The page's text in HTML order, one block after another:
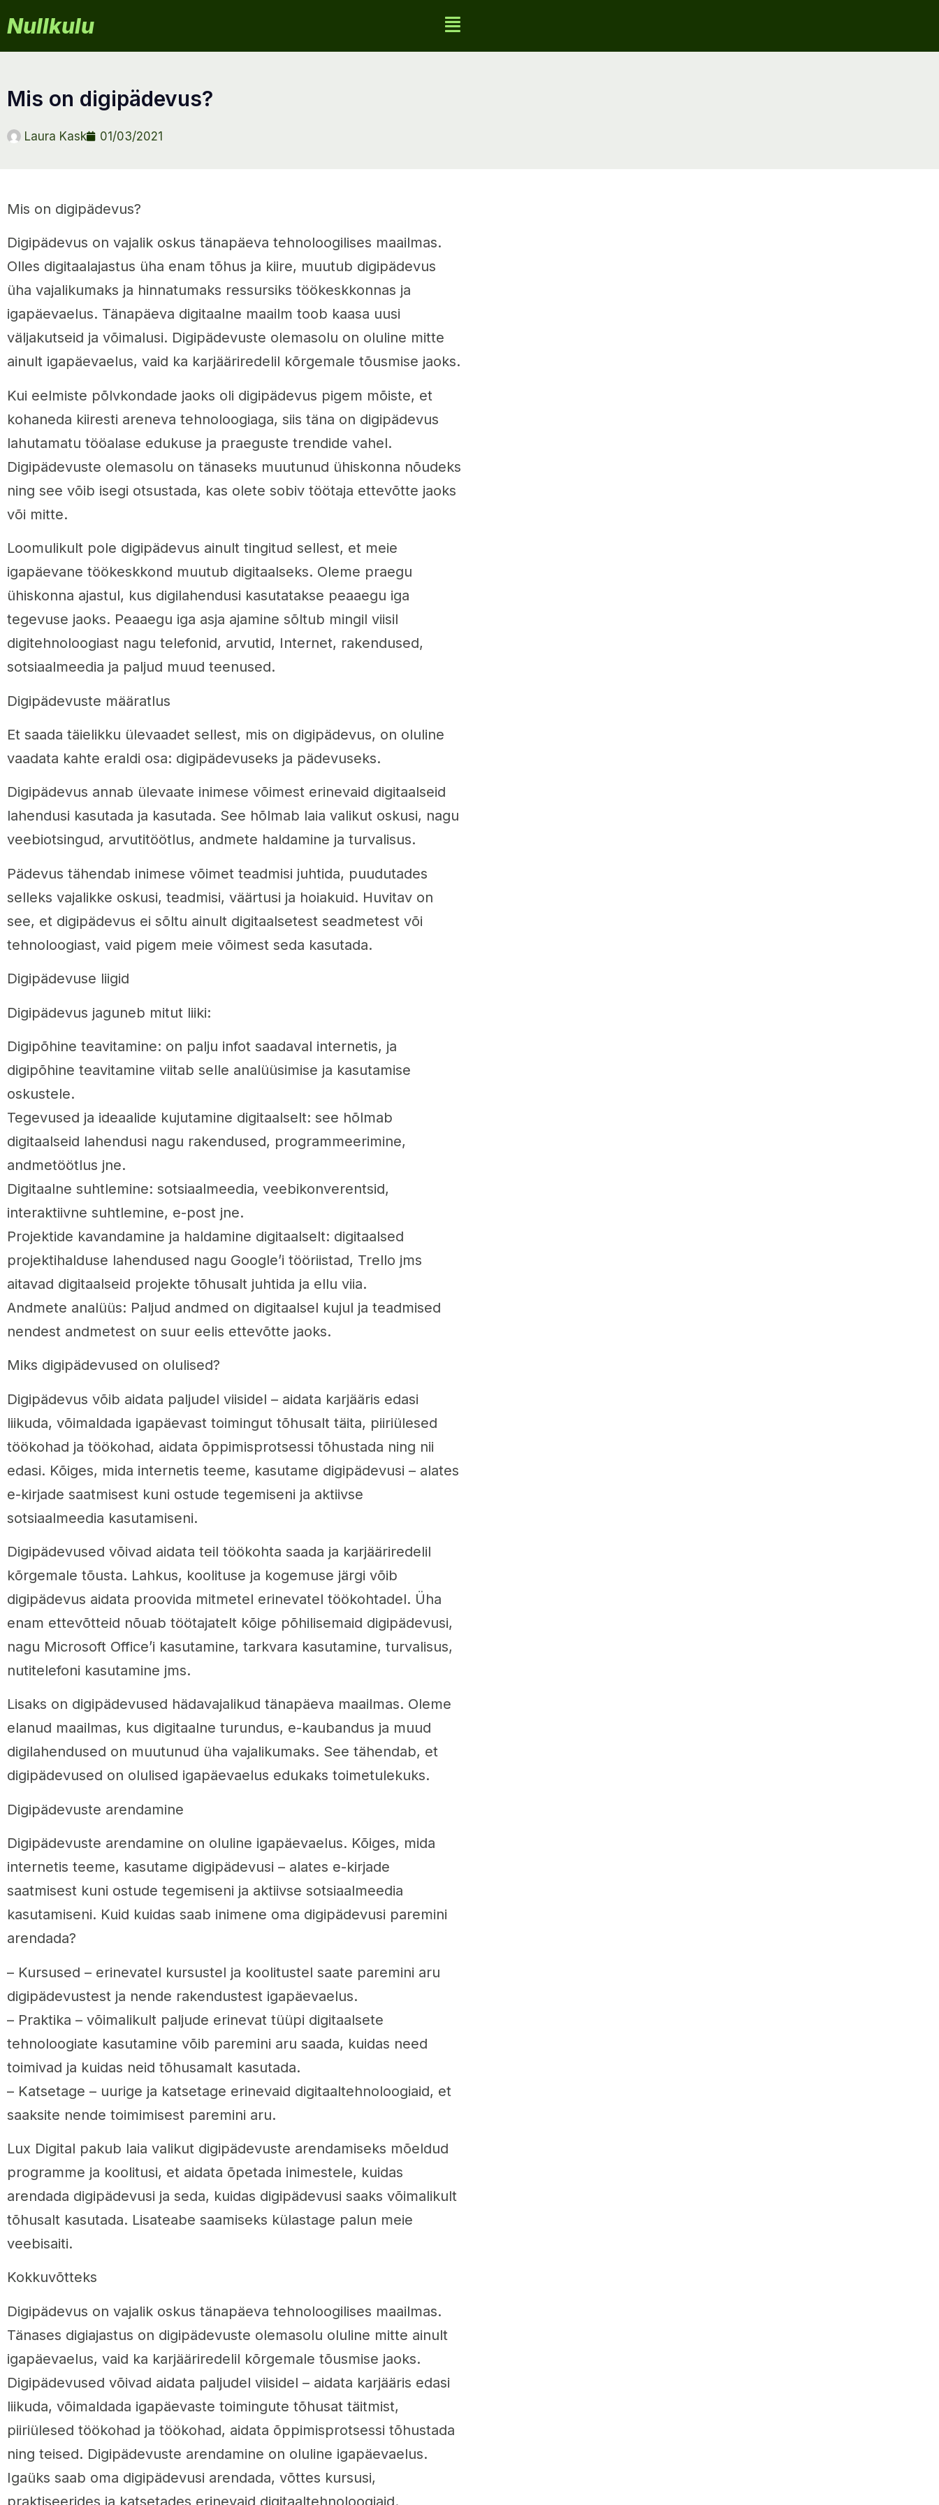
Nullkulu
mis on digipädevus?
Laura Kask 01/03/2021
Mis on digipädevus?
Digipädevus on vajalik oskus tänapäeva tehnoloogilises maailmas.
Olles digitaalajastus üha enam tõhus ja kiire, muutub digipädevus
üha vajalikumaks ja hinnatumaks ressursiks töökeskkonnas ja
igapäevaelus. Tänapäeva digitaalne maailm toob kaasa uusi
väljakutseid ja võimalusi. Digipädevuste olemasolu on oluline mitte
ainult igapäevaelus, vaid ka karjääriredelil kõrgemale tõusmise jaoks.
Kui eelmiste põlvkondade jaoks oli digipädevus pigem mõiste, et
kohaneda kiiresti areneva tehnoloogiaga, siis täna on digipädevus
lahutamatu tööalase edukuse ja praeguste trendide vahel.
Digipädevuste olemasolu on tänaseks muutunud ühiskonna nõudeks
ning see võib isegi otsustada, kas olete sobiv töötaja ettevõtte jaoks
või mitte.
Loomulikult pole digipädevus ainult tingitud sellest, et meie
igapäevane töökeskkond muutub digitaalseks. Oleme praegu
ühiskonna ajastul, kus digilahendusi kasutatakse peaaegu iga
tegevuse jaoks. Peaaegu iga asja ajamine sõltub mingil viisil
digitehnoloogiast nagu telefonid, arvutid, Internet, rakendused,
sotsiaalmeedia ja paljud muud teenused.
Digipädevuste määratlus
Et saada täielikku ülevaadet sellest, mis on digipädevus, on oluline
vaadata kahte eraldi osa: digipädevuseks ja pädevuseks.
Digipädevus annab ülevaate inimese võimest erinevaid digitaalseid
lahendusi kasutada ja kasutada. See hõlmab laia valikut oskusi, nagu
veebiotsingud, arvutitöötlus, andmete haldamine ja turvalisus.
Pädevus tähendab inimese võimet teadmisi juhtida, puudutades
selleks vajalikke oskusi, teadmisi, väärtusi ja hoiakuid. Huvitav on
see, et digipädevus ei sõltu ainult digitaalsetest seadmetest või
tehnoloogiast, vaid pigem meie võimest seda kasutada.
Digipädevuse liigid
Digipädevus jaguneb mitut liiki:
Digipõhine teavitamine: on palju infot saadaval internetis, ja
digipõhine teavitamine viitab selle analüüsimise ja kasutamise
oskustele.
Tegevused ja ideaalide kujutamine digitaalselt: see hõlmab
digitaalseid lahendusi nagu rakendused, programmeerimine,
andmetöötlus jne.
Digitaalne suhtlemine: sotsiaalmeedia, veebikonverentsid,
interaktiivne suhtlemine, e-post jne.
Projektide kavandamine ja haldamine digitaalselt: digitaalsed
projektihalduse lahendused nagu Google’i tööriistad, Trello jms
aitavad digitaalseid projekte tõhusalt juhtida ja ellu viia.
Andmete analüüs: Paljud andmed on digitaalsel kujul ja teadmised
nendest andmetest on suur eelis ettevõtte jaoks.
Miks digipädevused on olulised?
Digipädevus võib aidata paljudel viisidel – aidata karjääris edasi
liikuda, võimaldada igapäevast toimingut tõhusalt täita, piiriülesed
töökohad ja töökohad, aidata õppimisprotsessi tõhustada ning nii
edasi. Kõiges, mida internetis teeme, kasutame digipädevusi – alates
e-kirjade saatmisest kuni ostude tegemiseni ja aktiivse
sotsiaalmeedia kasutamiseni.
Digipädevused võivad aidata teil töökohta saada ja karjääriredelil
kõrgemale tõusta. Lahkus, koolituse ja kogemuse järgi võib
digipädevus aidata proovida mitmetel erinevatel töökohtadel. Üha
enam ettevõtteid nõuab töötajatelt kõige põhilisemaid digipädevusi,
nagu Microsoft Office’i kasutamine, tarkvara kasutamine, turvalisus,
nutitelefoni kasutamine jms.
Lisaks on digipädevused hädavajalikud tänapäeva maailmas. Oleme
elanud maailmas, kus digitaalne turundus, e-kaubandus ja muud
digilahendused on muutunud üha vajalikumaks. See tähendab, et
digipädevused on olulised igapäevaelus edukaks toimetulekuks.
Digipädevuste arendamine
Digipädevuste arendamine on oluline igapäevaelus. Kõiges, mida
internetis teeme, kasutame digipädevusi – alates e-kirjade
saatmisest kuni ostude tegemiseni ja aktiivse sotsiaalmeedia
kasutamiseni. Kuid kuidas saab inimene oma digipädevusi paremini
arendada?
– Kursused – erinevatel kursustel ja koolitustel saate paremini aru
digipädevustest ja nende rakendustest igapäevaelus.
– Praktika – võimalikult paljude erinevat tüüpi digitaalsete
tehnoloogiate kasutamine võib paremini aru saada, kuidas need
toimivad ja kuidas neid tõhusamalt kasutada.
– Katsetage – uurige ja katsetage erinevaid digitaaltehnoloogiaid, et
saaksite nende toimimisest paremini aru.
Lux Digital pakub laia valikut digipädevuste arendamiseks mõeldud
programme ja koolitusi, et aidata õpetada inimestele, kuidas
arendada digipädevusi ja seda, kuidas digipädevusi saaks võimalikult
tõhusalt kasutada. Lisateabe saamiseks külastage palun meie
veebisaiti.
Kokkuvõtteks
Digipädevus on vajalik oskus tänapäeva tehnoloogilises maailmas.
Tänases digiajastus on digipädevuste olemasolu oluline mitte ainult
igapäevaelus, vaid ka karjääriredelil kõrgemale tõusmise jaoks.
Digipädevused võivad aidata paljudel viisidel – aidata karjääris edasi
liikuda, võimaldada igapäevaste toimingute tõhusat täitmist,
piiriülesed töökohad ja töökohad, aidata õppimisprotsessi tõhustada
ning teised. Digipädevuste arendamine on oluline igapäevaelus.
Igaüks saab oma digipädevusi arendada, võttes kursusi,
praktiseerides ja katsetades erinevaid digitaaltehnoloogiaid.